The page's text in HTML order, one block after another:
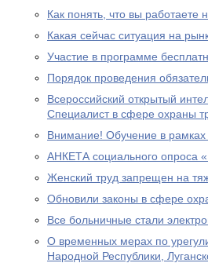
Как понять, что вы
Какая сейчас ситуация на
Участие в программе
Порядок проведения
Всероссийский открытый
Специалист в сфере охраны
Внимание! Обучение в
АНКЕТА социального опроса
Женский труд запрещен на
Обновили законы в сфере
Все больничные стали
О временных мерах по
Народной Республики,